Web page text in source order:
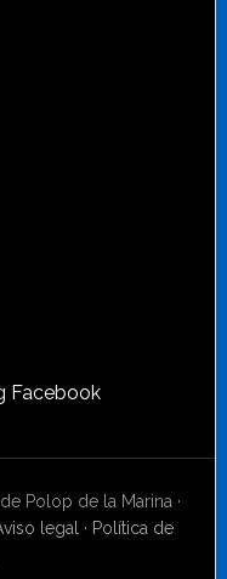
Facebook
Polop de la Marina ·
legal · Política de